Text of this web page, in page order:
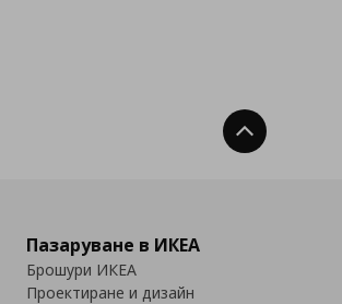
Нагоре
Пазаруване в ИКЕА
Брошури ИКЕА
Проектиране и дизайн